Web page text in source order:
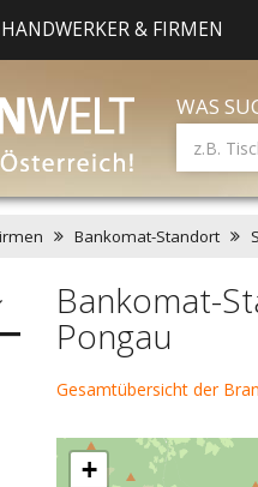
HANDWERKER & FIRMEN
WAS
Bankomat-Standort
Bankomat-
Pongau
Gesamtübersicht der
+